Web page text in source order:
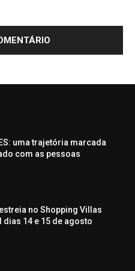
uma trajetória marcada
com as pessoas
no Shopping Villas
dias 14 e 15 de agosto